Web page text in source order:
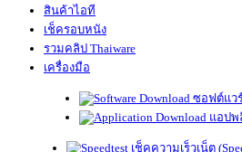
สินค้าไอที
เช็ครอบหนัง
รวมคลิป Thaiware
เครื่องมือ
ซอฟต์แว
แอปพ
เช็คความเร็วเน็ต